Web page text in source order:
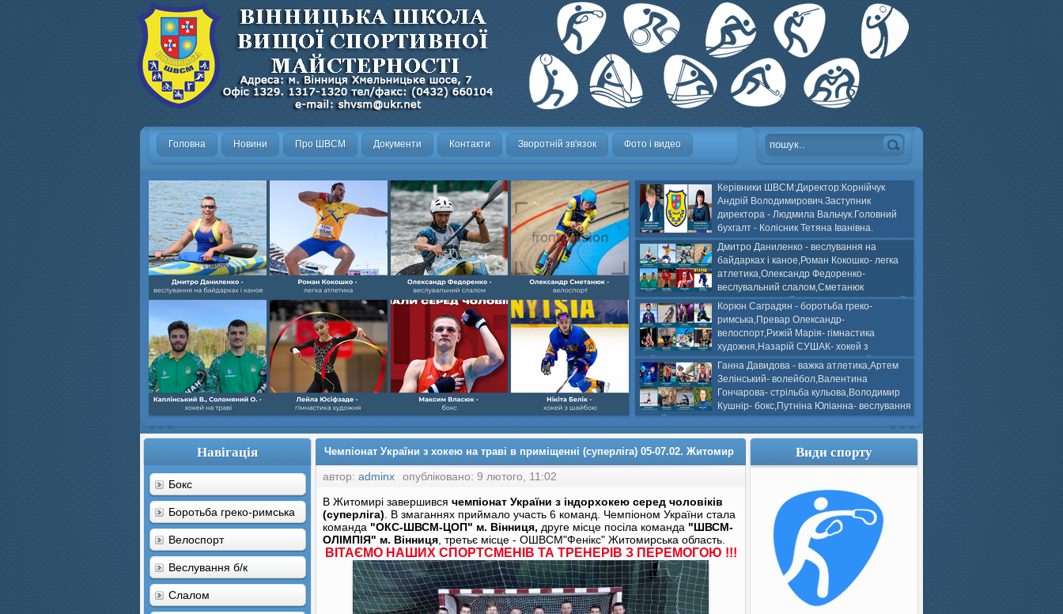
Головна Новини Про ШВСМ Документи Контакти Зворотній зв'язок Фото і видео
Керівники ШВСМ:Директор:Корнійчук
Андрій Володимирович.Заступник
директора - Людмила Вальчук.Головний
бухгалт - Колісник Тетяна Іванівна.
Дмитро Даниленко - веслування на
байдарках і каное,Роман Кокошко- легка
атлетика,Олександр Федоренко-
веслувальний слалом,Сметанюк
Олександр- велоспорт,Каплінський Володимир, Соломяний
Олександр- хокей на траві,Лейла Юсіфзаде- гімнастика
художня,Максим Власюк- бокс,Нікіта БЕЛІК- хокей з шайбою.
Корюн Саградян - боротьба греко-
римська,Превар Олександр-
велоспорт,Рижій Марія- гімнастика
художня,Назарій СУШАК- хокей з
шайбою,Ігор Бичков- боротьба греко-римська,Сергій
Колісник- важка атлетика,Вікторія Добротворська-
веслвальний слалом,Валерія Якушева - волейбол.
Ганна Давидова - важка атлетика,Артем
Зелінський- волейбол,Валентина
Гончарова- стрільба кульова,Володимир
Кушнір- бокс,Путніна Юліанна- веслування
на байдарках і каное,Моїсеєнко Марія- стрільба
кульова,Селезньов Г. веслування на байдарках і
каное,Максим Чекін- бокс.
Навігація
Бокс
Боротьба греко-римська
Велоспорт
Веслування б/к
Cлалом
Чемпіонат України з хокею на траві в приміщенні (суперліга) 05-07.02. Житомир
автор: adminx
опубліковано: 9 лютого, 11:02
В Житомирі завершився чемпіонат України з індорхокею серед чоловіків
(суперліга) . В змаганнях приймало участь 6 команд. Чемпіоном України стала
команда "ОКС-ШВСМ-ЦОП" м. Вінниця, друге місце посіла команда "ШВСМ-
ОЛІМПІЯ" м. Вінниця , третьє місце - ОШВСМ"Фенікс" Житомирська область.
ВІТАЄМО НАШИХ СПОРТСМЕНІВ ТА ТРЕНЕРІВ З ПЕРЕМОГОЮ !!!
Види спорту